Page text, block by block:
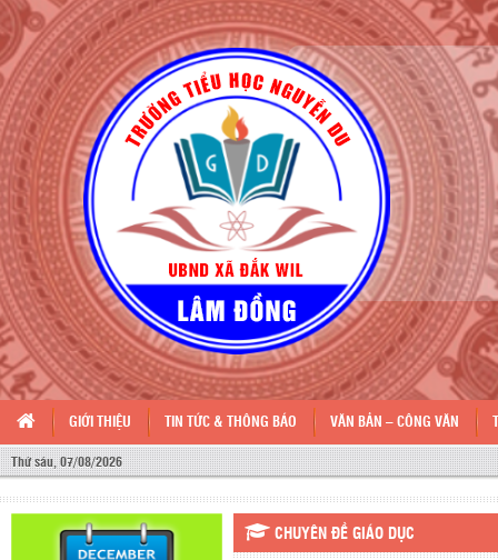
GIỚI THIỆU TIN TỨC & THÔNG BÁO VĂN BẢN – CÔNG VĂN
Thứ sáu, 07/08/2026
CHUYÊN ĐỀ GIÁO DỤC